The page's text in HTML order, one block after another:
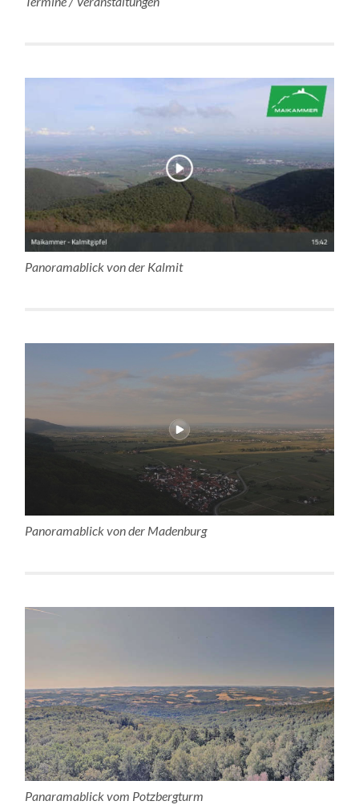
Panoramablick von der Kalmit
Panoramablick von der Madenburg
Panaramablick vom Potzbergturm